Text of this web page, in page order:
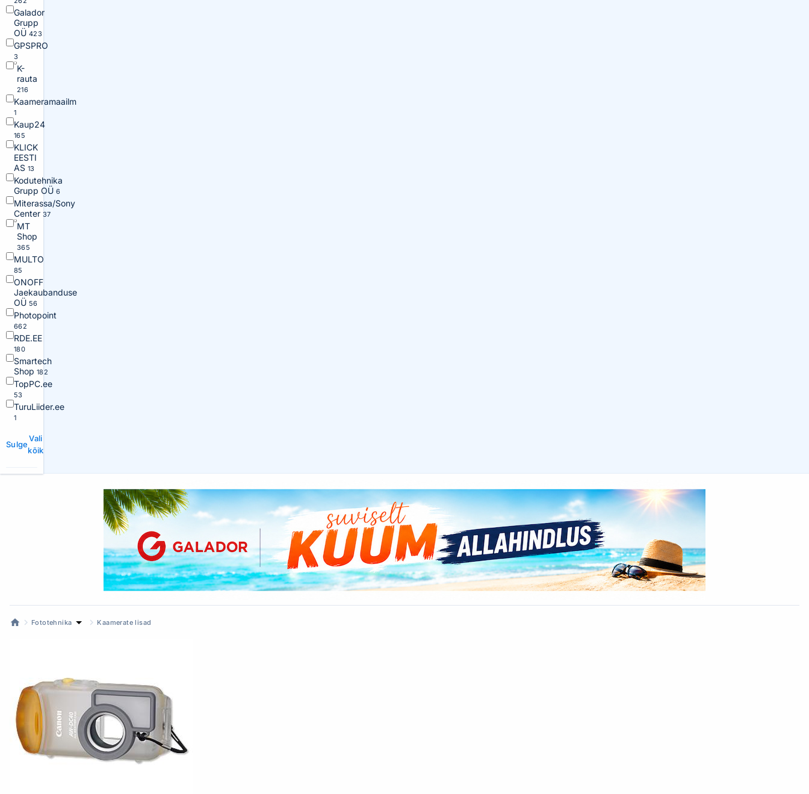
Galador
Grupp
OÜ 423
GPSPRO
3
K-
rauta
216
Kaameramaailm
1
Kaup24
165
KLICK
EESTI
AS 13
Kodutehnika
Grupp OÜ 6
Miterassa/Sony
Center 37
MT
Shop
365
MULTO
85
ONOFF
Jaekaubanduse
OÜ 56
Photopoint
662
RDE.EE
180
Smartech
Shop 182
TopPC.ee
53
TuruLiider.ee
1
Sulge
Vali
kõik
Fototehnika Kaamerate lisad